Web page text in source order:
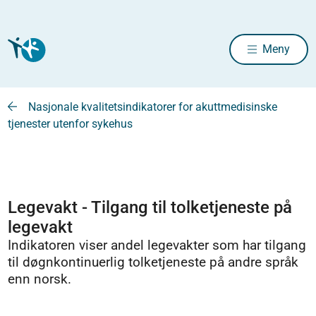
Meny
Nasjonale kvalitetsindikatorer for akuttmedisinske
tjenester utenfor sykehus
Legevakt - Tilgang til tolketjeneste på
legevakt
Indikatoren viser andel legevakter som har tilgang
til døgnkontinuerlig tolketjeneste på andre språk
enn norsk.